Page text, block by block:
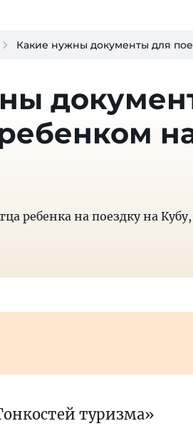
Какие нужны документы для
ребенка на поездку на Кубу,
туризма»